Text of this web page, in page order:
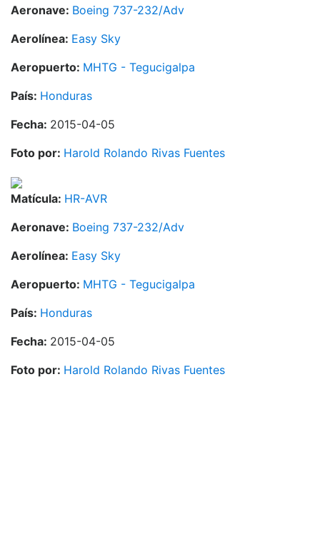
Aeronave: Boeing 737-232/Adv
Aerolínea: Easy Sky
Aeropuerto: MHTG - Tegucigalpa
País: Honduras
Fecha: 2015-04-05
Foto por: Harold Rolando Rivas Fuentes
Matícula: HR-AVR
Aeronave: Boeing 737-232/Adv
Aerolínea: Easy Sky
Aeropuerto: MHTG - Tegucigalpa
País: Honduras
Fecha: 2015-04-05
Foto por: Harold Rolando Rivas Fuentes